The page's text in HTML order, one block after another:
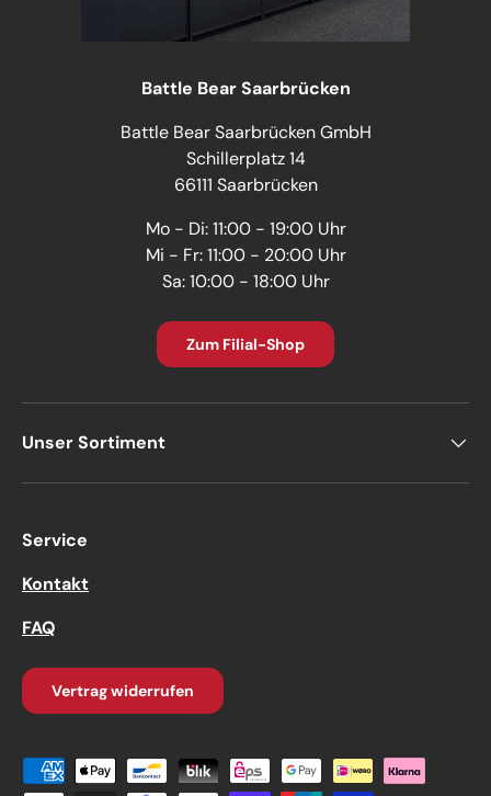
Battle Bear Saarbrücken
Battle Bear Saarbrücken GmbH
Schillerplatz 14
66111 Saarbrücken
Mo - Di: 11:00 - 19:00 Uhr
Mi - Fr: 11:00 - 20:00 Uhr
Sa: 10:00 - 18:00 Uhr
Zum Filial-Shop
Unser Sortiment
Service
Kontakt
FAQ
Vertrag widerrufen
Zahlungsmethoden